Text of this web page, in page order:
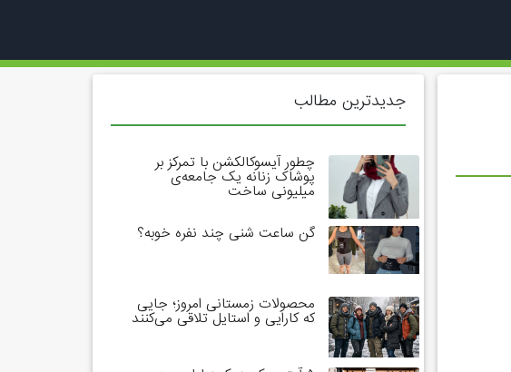
جدیدترین مطالب
چطور آیسوکالکشن با تمرکز بر
پوشاک زنانه یک جامعه‌ی
میلیونی ساخت
گن ساعت شنی چند نفره خوبه؟
محصولات زمستانی امروز؛ جایی
که کارایی و استایل تلاقی می‌کنند